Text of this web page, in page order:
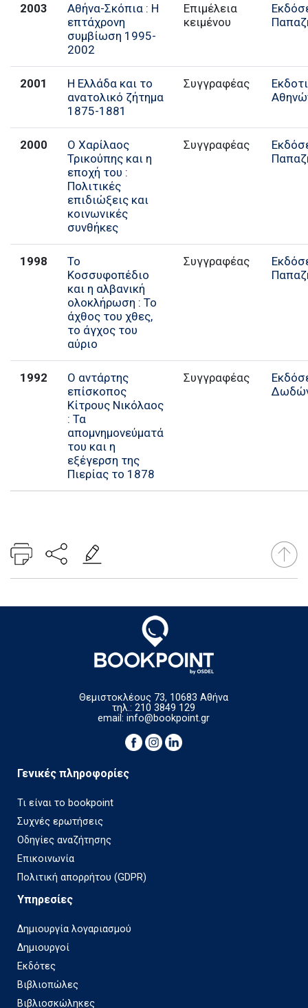
2003
Αθήνα-Σκόπια : Η
επτάχρονη
συμβίωση 1995-
2002
Επιμέλεια
κειμένου
2001
Η Ελλάδα και το
ανατολικό ζήτημα
1875-1881
Συγγραφέας
2000
Ο Χαρίλαος
Τρικούπης και η
εποχή του :
Πολιτικές
επιδιώξεις και
κοινωνικές
συνθήκες
Συγγραφέας
1998
Το
Κοσσυφοπέδιο
και η αλβανική
ολοκλήρωση : Το
άχθος του χθες,
το άγχος του
αύριο
Συγγραφέας
1992
Ο αντάρτης
επίσκοπος
Κίτρους Νικόλαος
: Τα
απομνημονεύματά
του και η
εξέγερση της
Πιερίας το 1878
Συγγραφέας
Θεμιστοκλέους 73, 10683 Αθήνα
τηλ.: 210 3849 129
email:info@bookpoint.gr
Γενικές πληροφορίες
Τι είναι το bookpoint
Συχνές ερωτήσεις
Οδηγίες αναζήτησης
Επικοινωνία
Πολιτική απορρήτου (GDPR)
Υπηρεσίες
Δημιουργία λογαριασμού
Δημιουργοί
Εκδότες
Βιβλιοπώλες
Βιβλιοσκώληκες